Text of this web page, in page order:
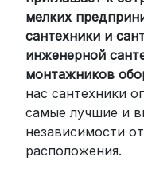
компаниями:
СДЭК:
пункта
курьером
рублей
мелких
сантехники и
инженерной
монтажников
нас сантехники
самые лучшие и
независимости
расположения.